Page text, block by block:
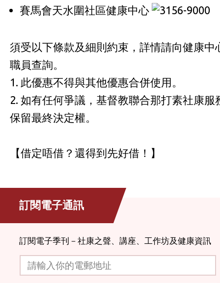
賽馬會天水圍社區健康中心
3156-9000
須受以下條款及細則約束，詳情請向健康中
職員查詢。
1. 此優惠不得與其他優惠合併使用。
2. 如有任何爭議，基督教聯合那打素社康服
保留最終決定權。
【借定唔借？還得到先好借！】
訂閱電子通訊
訂閱電子季刊－社康之聲、講座、工作坊及健康資訊
請輸入你的電郵地址